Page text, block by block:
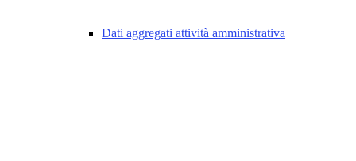
Dati aggregati attività amministrativa